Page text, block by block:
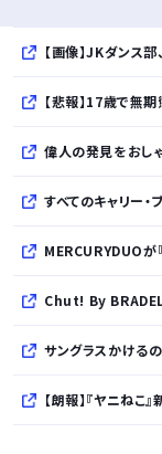
【画像】JKダンス
【悲報】17歳で無期懲役
偉人の発見をおしゃれに身につけよう！ ニ
すべてのキャリー・ブラッ
MERCURYDUOが『
Chut! By BRADELIS、西武渋
サングラスかけるの恥
【朗報】『ヤニねこ』